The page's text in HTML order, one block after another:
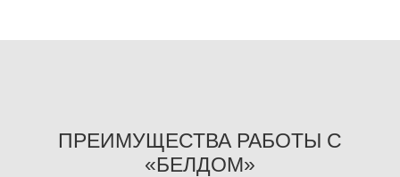
ПРЕИМУЩЕСТВА РАБОТЫ С
«БЕЛДОМ»